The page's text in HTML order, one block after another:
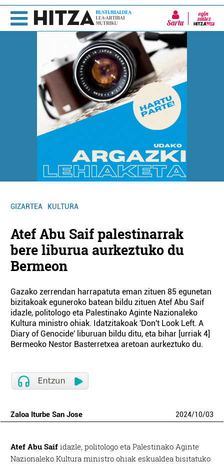
Sartu
GIZARTEA KULTURA
Atef Abu Saif palestinarrak
bere liburua aurkeztuko du
Bermeon
Gazako zerrendan harrapatuta eman zituen 85 egunetan
bizitakoak eguneroko batean bildu zituen Atef Abu Saif
idazle, politologo eta Palestinako Aginte Nazionaleko
Kultura ministro ohiak. Idatzitakoak 'Don't Look Left. A
Diary of Genocide' liburuan bildu ditu, eta bihar [urriak 4]
Bermeoko Nestor Basterretxea aretoan aurkeztuko du.
Zaloa Iturbe San Jose 2024/10/03
Atef Abu Saif idazle, politologo eta Palestinako Aginte
Nazionaleko Kultura ministro ohiak eskualdea bisitatuko